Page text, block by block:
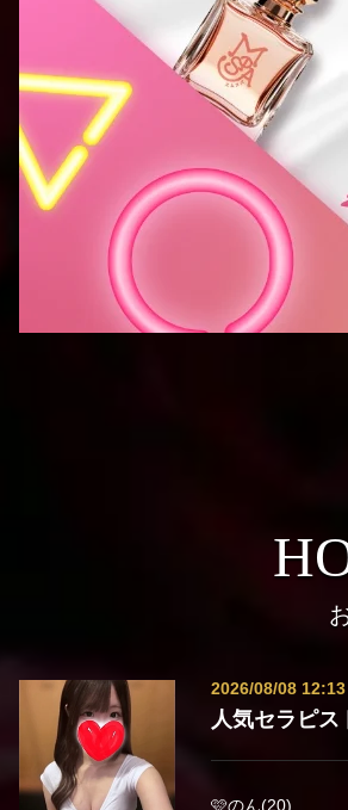
2026/08/08 12:13
人気セラピ
🩷のん(20)